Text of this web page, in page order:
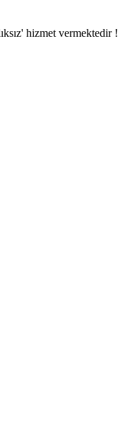
hizmet vermektedir !